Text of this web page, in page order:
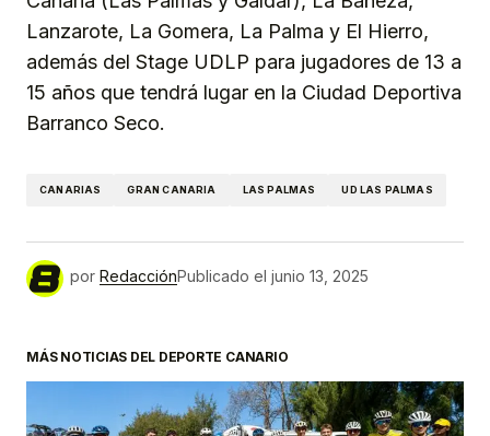
Lanzarote, La Gomera, La Palma y El Hierro,
además del Stage UDLP para jugadores de 13 a
15 años que tendrá lugar en la Ciudad Deportiva
Barranco Seco.
CANARIAS GRAN CANARIA LAS PALMAS UD LAS PALMAS
por RedacciónPublicado el junio 13, 2025
MÁS NOTICIAS DEL DEPORTE CANARIO